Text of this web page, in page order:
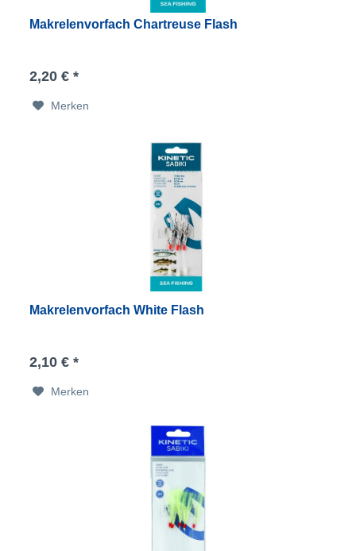
Makrelenvorfach Chartreuse Flash
2,20 € *
Merken
Makrelenvorfach White Flash
2,10 € *
Merken